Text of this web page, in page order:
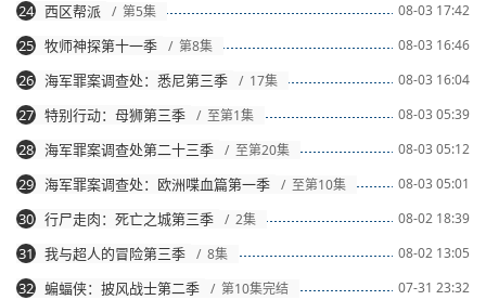
08-03 17:42
24 西区帮派 / 第5集
08-03 16:46
25 牧师神探第十一季 / 第8集
08-03 16:04
26 海军罪案调查处：悉尼第三季 / 17集
08-03 05:39
27 特别行动：母狮第三季 / 至第1集
08-03 05:12
28 海军罪案调查处第二十三季 / 至第20集
08-03 05:01
29 海军罪案调查处：欧洲喋血篇第一季 / 至第10集
08-02 18:39
30 行尸走肉：死亡之城第三季 / 2集
08-02 13:05
31 我与超人的冒险第三季 / 8集
07-31 23:32
32 蝙蝠侠：披风战士第二季 / 第10集完结